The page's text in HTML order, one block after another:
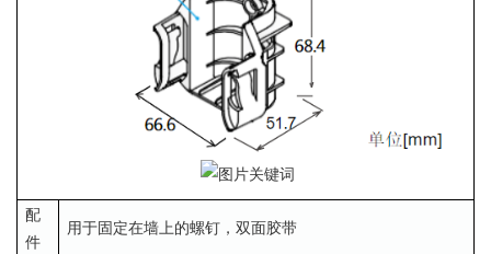
配
件
用于固定在墙上的螺钉，双面胶带